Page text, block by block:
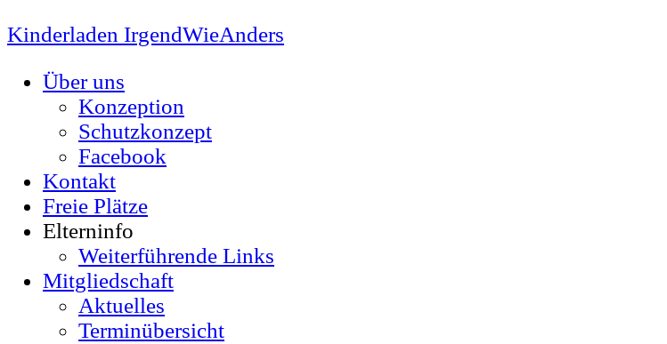
Kinderladen IrgendWieAnders
Über uns
Konzeption
Schutzkonzept
Facebook
Kontakt
Freie Plätze
Elterninfo
Weiterführende Links
Mitgliedschaft
Aktuelles
Terminübersicht